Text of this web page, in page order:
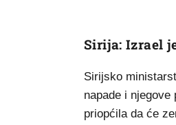
Sirija: Izrael
Sirijsko
napade i
priopćila da će